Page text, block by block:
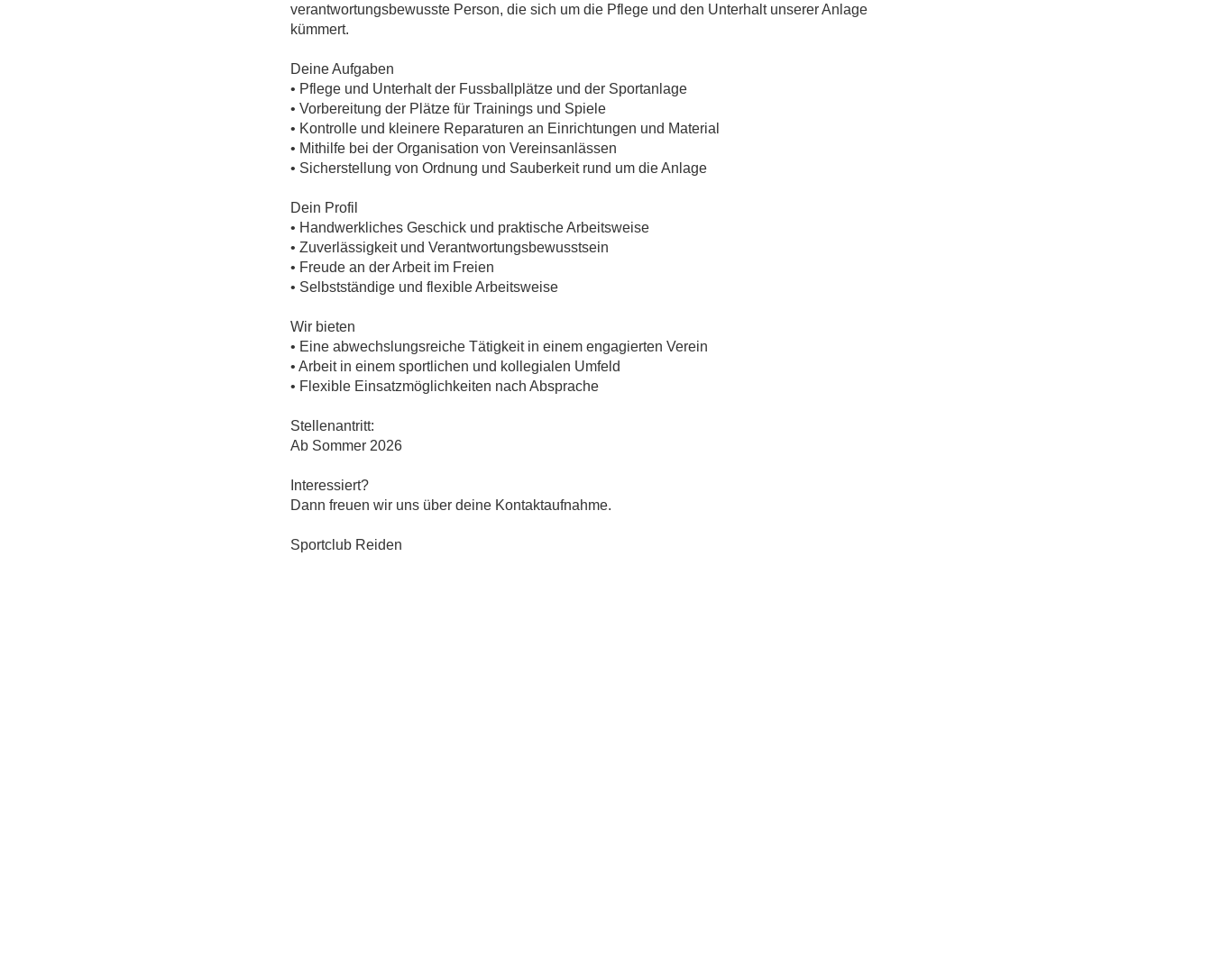
verantwortungsbewusste Person, die sich um die Pflege und den Unterhalt unserer Anlage
kümmert.
Deine Aufgaben
• Pflege und Unterhalt der Fussballplätze und der Sportanlage
• Vorbereitung der Plätze für Trainings und Spiele
• Kontrolle und kleinere Reparaturen an Einrichtungen und Material
• Mithilfe bei der Organisation von Vereinsanlässen
• Sicherstellung von Ordnung und Sauberkeit rund um die Anlage
Dein Profil
• Handwerkliches Geschick und praktische Arbeitsweise
• Zuverlässigkeit und Verantwortungsbewusstsein
• Freude an der Arbeit im Freien
• Selbstständige und flexible Arbeitsweise
Wir bieten
• Eine abwechslungsreiche Tätigkeit in einem engagierten Verein
• Arbeit in einem sportlichen und kollegialen Umfeld
• Flexible Einsatzmöglichkeiten nach Absprache
Stellenantritt:
Ab Sommer 2026
Interessiert?
Dann freuen wir uns über deine Kontaktaufnahme.
Sportclub Reiden